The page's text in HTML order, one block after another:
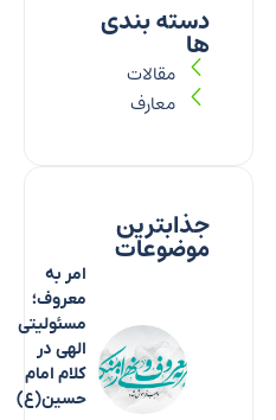
دسته بندی
ها
مقالات
معارف
جذابترین
موضوعات
امر به
معروف؛
مسئولیتی
الهی در
کلام امام
حسین(ع)